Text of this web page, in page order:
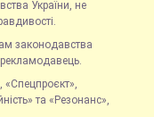
України, не
законодавства
рекламодавець.
«Спецпроєкт»,
та «Резонанс»,